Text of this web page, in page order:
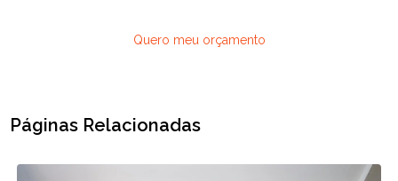
Quero meu orçamento
Páginas Relacionadas